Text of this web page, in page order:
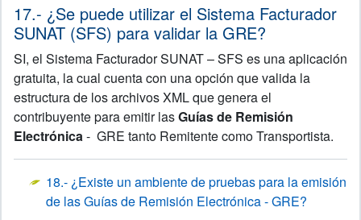
17.- ¿Se puede utilizar el Sistema Facturador
SUNAT (SFS) para validar la GRE?
SI, el Sistema Facturador SUNAT – SFS es una aplicación
gratuita, la cual cuenta con una opción que valida la
estructura de los archivos XML que genera el
contribuyente para emitir lasGuías de Remisión
Electrónica- GRE tanto Remitente como Transportista.
18.- ¿Existe un ambiente de pruebas para la emisión
de las Guías de Remisión Electrónica - GRE?